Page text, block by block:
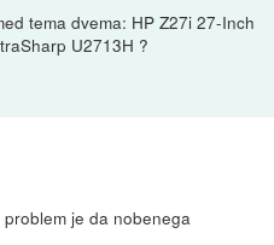
tema dvema: HP Z27i 27-Inch
U2713H ?
je da nobenega